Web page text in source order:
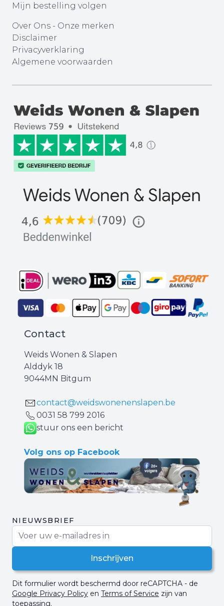
Mijn bestelling volgen
Over Ons - Onze merken
Disclaimer
Privacyverklaring
Algemene voorwaarden
Contact
Weids Wonen & Slapen
Alddyk 18
9044MN Bitgum
contact@weidswonenenslapen.be
0031 ‪58 799 2016‬
stuur ons een bericht
Volg ons op Facebook
NIEUWSBRIEF
Inschrijven
Dit formulier wordt beschermd door reCAPTCHA - de
Google Privacy Policy en Terms of Service zijn van
toepassing.